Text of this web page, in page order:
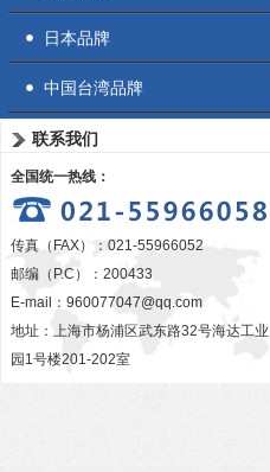
日本品牌
中国台湾品牌
联系我们
全国统一热线：
传真（FAX）：021-55966052
邮编（P.C）：200433
E-mail： 960077047@qq.com
地址：上海市杨浦区武东路32号海达工业
园1号楼201-202室